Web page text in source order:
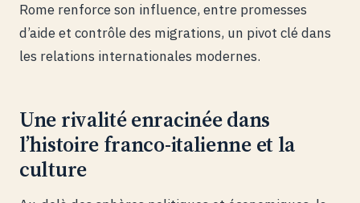
Rome renforce son influence, entre promesses
d’aide et contrôle des migrations, un pivot clé dans
les relations internationales modernes.
Une rivalité enracinée dans
l’histoire franco-italienne et la
culture